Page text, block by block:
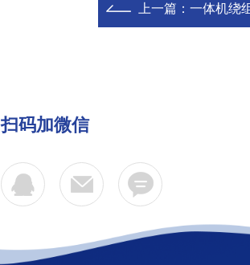
上一篇： 一体机绕
扫码加微信